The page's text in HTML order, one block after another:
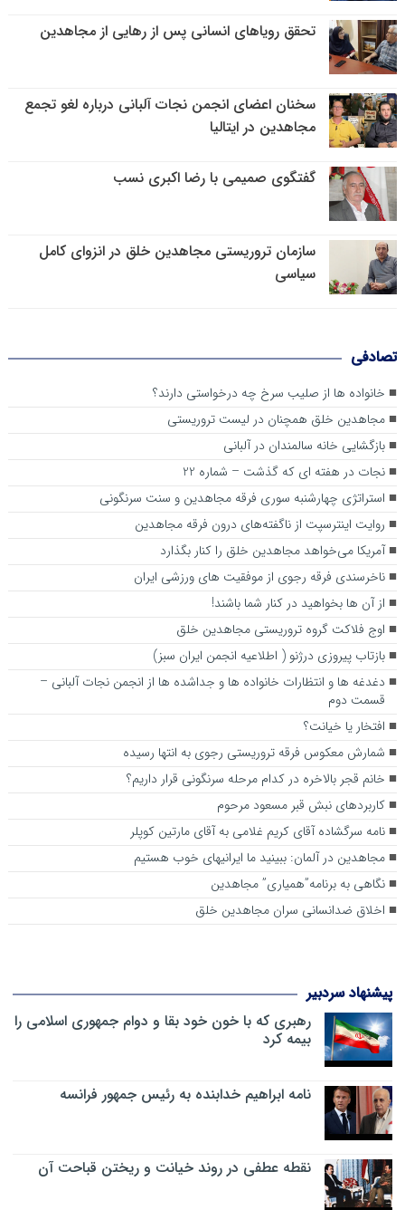
تحقق رویاهای انسانی پس از رهایی از مجاهدین
سخنان اعضای انجمن نجات آلبانی درباره لغو تجمع
مجاهدین در ایتالیا
گفتگوی صمیمی با رضا اکبری نسب
سازمان تروریستی مجاهدین خلق در انزوای کامل
سیاسی
تصادفی
خانواده ها از صلیب سرخ چه درخواستی دارند؟
مجاهدین خلق همچنان در لیست تروریستی
بازگشایی خانه سالمندان در آلبانی
نجات در هفته ای که گذشت – شماره 22
استراتژی چهارشنبه سوری فرقه مجاهدین و سنت سرنگونی
روایت اینترسپت از ناگفته‌های درون فرقه مجاهدین
آمریکا می‌خواهد مجاهدین خلق را کنار بگذارد
ناخرسندی فرقه رجوی از موفقیت های ورزشی ایران
از آن ها بخواهید در کنار شما باشند!
اوج فلاکت گروه تروریستی مجاهدین خلق
بازتاب پیروزی درژنو ( اطلاعیه انجمن ایران سبز)
دغدغه ها و انتظارات خانواده ها و جداشده ها از انجمن نجات آلبانی –
قسمت دوم
افتخار یا خیانت؟
شمارش معکوس فرقه تروریستی رجوی به انتها رسیده
خانم قجر بالاخره در کدام مرحله سرنگونی قرار داریم؟
کاربردهای نبش قبر مسعود مرحوم
نامه سرگشاده آقای کریم غلامی به آقای مارتین کوپلر
مجاهدین در آلمان: ببینید ما ایرانیهای خوب هستیم
نگاهی به برنامه”همیاری” مجاهدین
اخلاق ضدانسانی سران مجاهدین خلق
پیشنهاد سردبیر
رهبری که با خون خود بقا و دوام جمهوری اسلامی را
بیمه کرد
نامه ابراهیم خدابنده به رئیس جمهور فرانسه
نقطه عطفی در روند خیانت و ریختن قباحت آن